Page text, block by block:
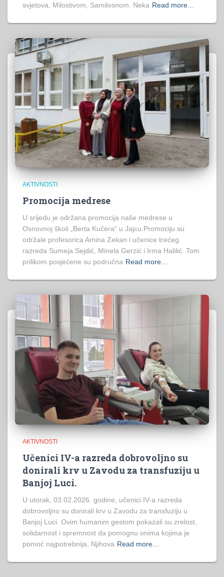
svjetova, Milostivom, Samilosnom. Neka Read more…
AKTIVNOSTI
Promocija medrese
U srijedu je održana promocija naše medrese u
Osnovnoj školi „Berta Kučera“ u Jajcu.Promociju su
održale profesorica Amina Zekan i učenice trećeg
razreda Sumeja Sejdić, Minela Gerzić i Irma Halilić. Tom
prilikom posjećene su područna Read more…
AKTIVNOSTI
Učenici IV-a razreda dobrovoljno su
donirali krv u Zavodu za transfuziju u
Banjoj Luci.
U utorak, 03.02.2026. godine, učenici IV-a razreda
dobrovoljno su donirali krv u Zavodu za transfuziju u
Banjoj Luci. Ovim humanim gestom pokazali su zrelost,
solidarnost i spremnost da pomognu onima kojima je
pomoć najpotrebnija. Njihova Read more…